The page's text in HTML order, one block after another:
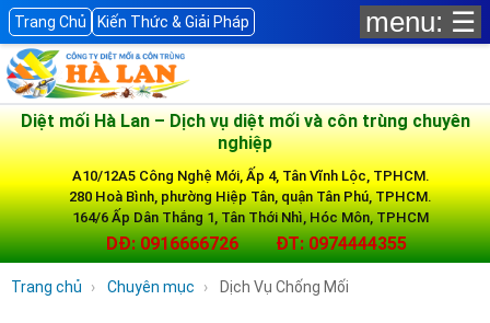
Trang Chủ Kiến Thức & Giải Pháp menu: ☰
Diệt mối Hà Lan – Dịch vụ diệt mối và côn trùng chuyên
nghiệp
A10/12A5 Công Nghệ Mới, Ấp 4, Tân Vĩnh Lộc, TPHCM.
280 Hoà Bình, phường Hiệp Tân, quận Tân Phú, TPHCM.
164/6 Ấp Dân Thắng 1, Tân Thới Nhì, Hóc Môn, TPHCM
DĐ: 0916666726 ĐT: 0974444355
Trang chủ Chuyên mục Dịch Vụ Chống Mối